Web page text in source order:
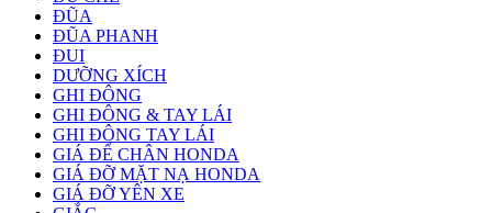
ĐŨA
ĐŨA PHANH
ĐUI
DƯỠNG XÍCH
GHI ĐÔNG
GHI ĐÔNG & TAY LÁI
GHI ĐÔNG TAY LÁI
GIÁ ĐỂ CHÂN HONDA
GIÁ ĐỠ MẶT NẠ HONDA
GIÁ ĐỠ YÊN XE